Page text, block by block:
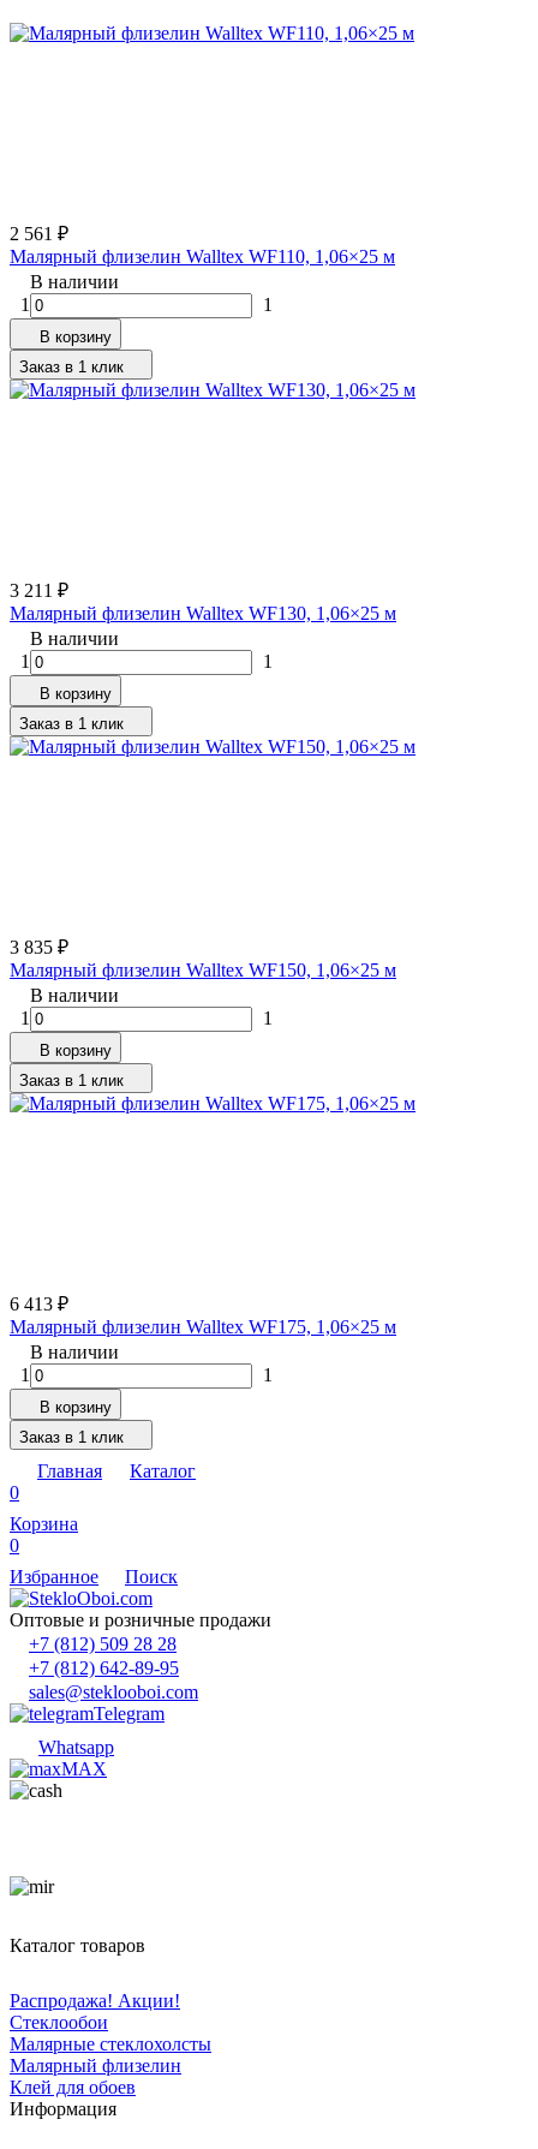
2 561 ₽
Малярный флизелин Walltex WF110, 1,06×25 м
В наличии
1
1
В корзину
Заказ в 1 клик
3 211 ₽
Малярный флизелин Walltex WF130, 1,06×25 м
В наличии
1
1
В корзину
Заказ в 1 клик
3 835 ₽
Малярный флизелин Walltex WF150, 1,06×25 м
В наличии
1
1
В корзину
Заказ в 1 клик
6 413 ₽
Малярный флизелин Walltex WF175, 1,06×25 м
В наличии
1
1
В корзину
Заказ в 1 клик
Главная
Каталог
0
Корзина
0
Избранное
Поиск
Оптовые и розничные продажи
+7 (812) 509 28 28
+7 (812) 642-89-95
sales@steklooboi.com
Telegram
Whatsapp
MAX
Каталог товаров
Распродажа! Акции!
Стеклообои
Малярные стеклохолсты
Малярный флизелин
Клей для обоев
Информация